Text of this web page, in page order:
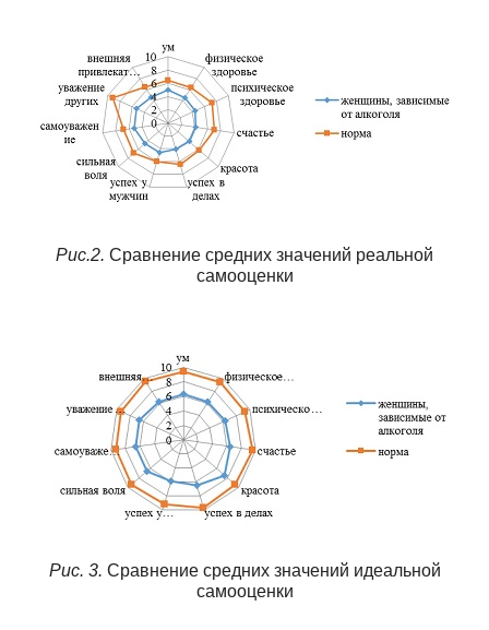
Рис.2. Сравнение средних значений реальной
самооценки
Рис. 3. Сравнение средних значений идеальной
самооценки